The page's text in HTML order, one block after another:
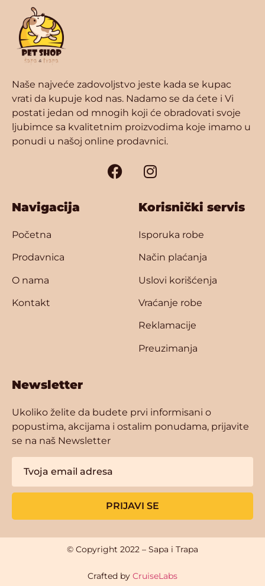
Naše najveće zadovoljstvo jeste kada se kupac
vrati da kupuje kod nas. Nadamo se da ćete i Vi
postati jedan od mnogih koji će obradovati svoje
ljubimce sa kvalitetnim proizvodima koje imamo u
ponudi u našoj online prodavnici.
Navigacija
Početna
Prodavnica
O nama
Kontakt
Korisnički servis
Isporuka robe
Način plaćanja
Uslovi korišćenja
Vraćanje robe
Reklamacije
Preuzimanja
Newsletter
Ukoliko želite da budete prvi informisani o
popustima, akcijama i ostalim ponudama, prijavite
se na naš Newsletter
PRIJAVI SE
© Copyright 2022 – Sapa i Trapa
Crafted by CruiseLabs